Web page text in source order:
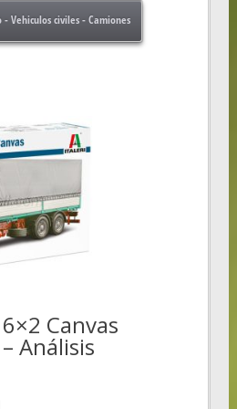
Vehiculos civiles - Camiones
Canvas
Análisis